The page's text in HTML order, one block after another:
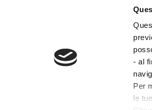
- al
Per
le
Newsletter
© 2026 GIUNTI EDITORE s.p.a., piazza Virgilio 4 - 20123
Codice fiscale e numero d'iscrizione al Registro Imprese di